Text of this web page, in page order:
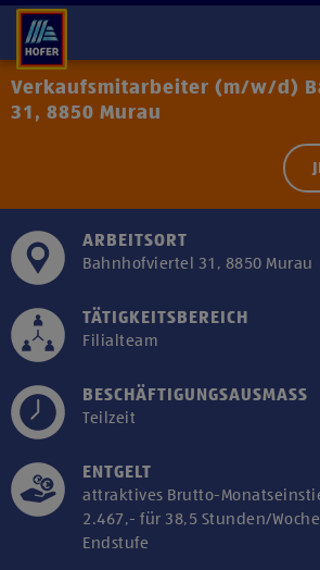
Verkaufsmitarbeiter (m/w/d)
31, 8850 Murau
ARBEITSORT
Bahnhofviertel 31, 8850 Murau
TÄTIGKEITSBEREICH
Filialteam
BESCHÄFTIGUNGSAUSMASS
Teilzeit
ENTGELT
attraktives Brutto-
2.467,- für 38,5 Stunden/
Endstufe